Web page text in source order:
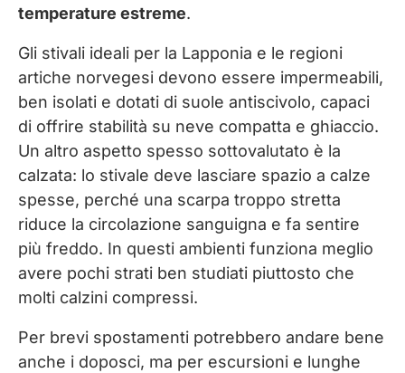
temperature estreme.
Gli stivali ideali per la Lapponia e le regioni
artiche norvegesi devono essere impermeabili,
ben isolati e dotati di suole antiscivolo, capaci
di offrire stabilità su neve compatta e ghiaccio.
Un altro aspetto spesso sottovalutato è la
calzata: lo stivale deve lasciare spazio a calze
spesse, perché una scarpa troppo stretta
riduce la circolazione sanguigna e fa sentire
più freddo. In questi ambienti funziona meglio
avere pochi strati ben studiati piuttosto che
molti calzini compressi.
Per brevi spostamenti potrebbero andare bene
anche i doposci, ma per escursioni e lunghe